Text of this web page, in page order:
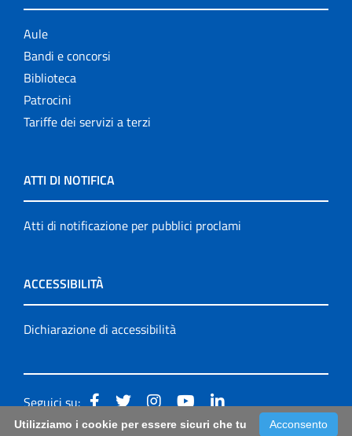
Aule
Bandi e concorsi
Biblioteca
Patrocini
Tariffe dei servizi a terzi
ATTI DI NOTIFICA
Atti di notificazione per pubblici proclami
ACCESSIBILITÀ
Dichiarazione di accessibilità
Seguici su:
Acconsento
Utilizziamo i cookie per essere sicuri che tu